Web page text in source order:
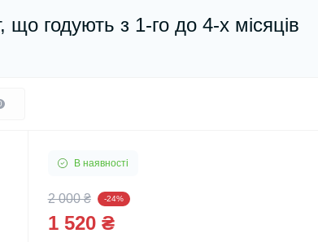
годують з 1-го до 4-х місяців
В наявності
2 000 ₴ -24%
1 520 ₴